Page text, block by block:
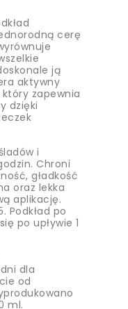
cerę
ją
aktywny
który zapewnia
dzięki
i
Chroni
gładkość
oraz lekka
aplikację.
Podkład po
po upływie 1
dla
od
ml.